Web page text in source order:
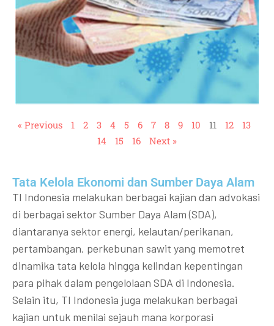
« Previous 1 2 3 4 5 6 7 8 9 10 11 12
13
14
15 16 Next »
Tata Kelola Ekonomi dan Sumber Daya Alam
TI Indonesia melakukan berbagai kajian dan advokasi
di berbagai sektor Sumber Daya Alam (SDA),
diantaranya sektor energi, kelautan/perikanan,
pertambangan, perkebunan sawit yang memotret
dinamika tata kelola hingga kelindan kepentingan
para pihak dalam pengelolaan SDA di Indonesia.
Selain itu, TI Indonesia juga melakukan berbagai
kajian untuk menilai sejauh mana korporasi